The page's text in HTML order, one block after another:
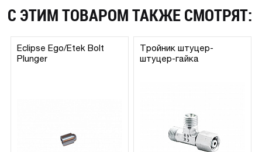
С ЭТИМ ТОВАРОМ ТАКЖЕ СМОТРЯТ:
Eclipse Ego/Etek Bolt
Plunger
Тройник штуцер-
штуцер-гайка